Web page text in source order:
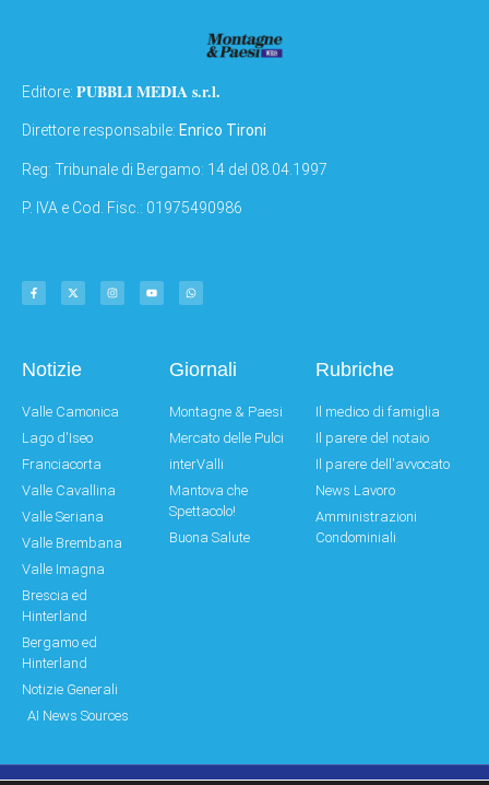
Editore: PUBBLI MEDIA s.r.l.
Direttore responsabile: Enrico Tironi
Reg: Tribunale di Bergamo: 14 del 08.04.1997
P. IVA e Cod. Fisc.: 01975490986
Notizie
Valle Camonica
Lago d'Iseo
Franciacorta
Valle Cavallina
Valle Seriana
Valle Brembana
Valle Imagna
Brescia ed
Hinterland
Bergamo ed
Hinterland
Notizie Generali
AI News Sources
Giornali
Montagne & Paesi
Mercato delle Pulci
interValli
Mantova che
Spettacolo!
Buona Salute
Rubriche
Il medico di famiglia
Il parere del notaio
Il parere dell'avvocato
News Lavoro
Amministrazioni
Condominiali